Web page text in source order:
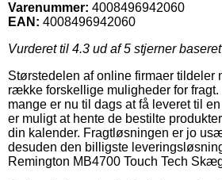
Varenummer: 4008496942060
EAN: 4008496942060
Vurderet til 4.3 ud af 5 stjerner
Størstedelen af online firmaer tildeler
række forskellige muligheder for
mange er nu til dags at få leveret til
er muligt at hente de bestilte
din kalender. Fragtløsningen er jo
desuden den billigste
Remington MB4700 Touch Tech